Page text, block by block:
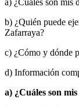
b) ¿Quién puede
Zafarraya?
c) ¿Cómo y dónde
d) Información
a) ¿Cuáles son